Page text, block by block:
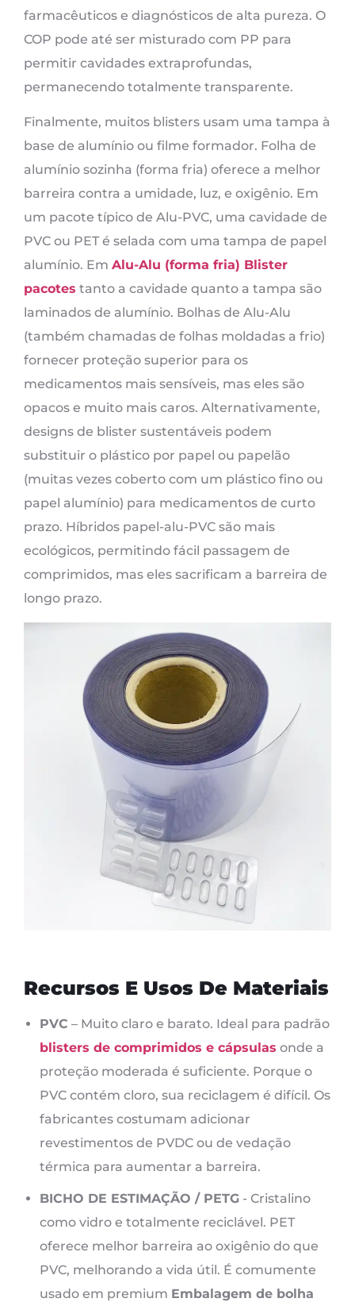
farmacêuticos e diagnósticos de alta pureza. O
COP pode até ser misturado com PP para
permitir cavidades extraprofundas,
permanecendo totalmente transparente.
Finalmente, muitos blisters usam uma tampa à
base de alumínio ou filme formador. Folha de
alumínio sozinha (forma fria) oferece a melhor
barreira contra a umidade, luz, e oxigênio. Em
um pacote típico de Alu-PVC, uma cavidade de
PVC ou PET é selada com uma tampa de papel
alumínio. Em Alu-Alu (forma fria) Blister
pacotes tanto a cavidade quanto a tampa são
laminados de alumínio. Bolhas de Alu-Alu
(também chamadas de folhas moldadas a frio)
fornecer proteção superior para os
medicamentos mais sensíveis, mas eles são
opacos e muito mais caros. Alternativamente,
designs de blister sustentáveis ​​podem
substituir o plástico por papel ou papelão
(muitas vezes coberto com um plástico fino ou
papel alumínio) para medicamentos de curto
prazo. Híbridos papel-alu-PVC são mais
ecológicos, permitindo fácil passagem de
comprimidos, mas eles sacrificam a barreira de
longo prazo.
Recursos E Usos De Materiais
PVC – Muito claro e barato. Ideal para padrão
blisters de comprimidos e cápsulas onde a
proteção moderada é suficiente. Porque o
PVC contém cloro, sua reciclagem é difícil. Os
fabricantes costumam adicionar
revestimentos de PVDC ou de vedação
térmica para aumentar a barreira.
BICHO DE ESTIMAÇÃO / PETG - Cristalino
como vidro e totalmente reciclável. PET
oferece melhor barreira ao oxigênio do que
PVC, melhorando a vida útil. É comumente
usado em premium Embalagem de bolha